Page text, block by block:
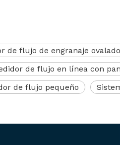
de flujo de engranaje ovalado
de flujo en línea con
de flujo pequeño